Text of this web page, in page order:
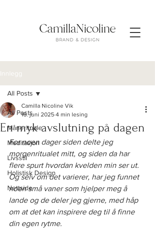
Innlegg
All Posts
Månerituale
Meditasjon
Livsstil
Holistisk Design
Nettside
All Posts
En myk avslutning på dagen
Camilla Nicoline Vik
16. juni 2025 4 min lesing
For noen dager siden delte jeg
morgenritualet mitt, og siden da har
flere spurt hvordan kvelden min ser ut.
Og selv om det varierer, har jeg funnet
noen små vaner som hjelper meg å
lande og de deler jeg gjerne, med håp
om at det kan inspirere deg til å finne
din egen rytme.